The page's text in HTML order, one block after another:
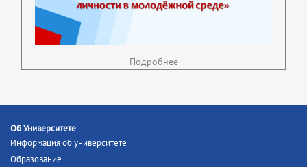
Подробнее
Об Университете
Информация об университете
Образование